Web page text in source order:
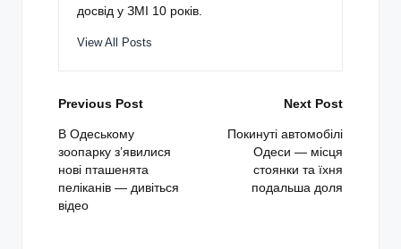
досвід у ЗМІ 10 років.
View All Posts
Post
navigation
Previous Post
В Одеському
зоопарку з’явилися
нові пташенята
пеліканів — дивіться
відео
Next Post
Покинуті автомобілі
Одеси — місця
стоянки та їхня
подальша доля